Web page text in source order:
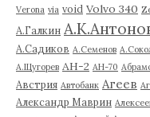
Verona via void Volvo 340
А.Галкин
А.Садиков А.Семенов
А.Щугорев АН-2 АН-70
Австрия Автобанк Агеев
Александр Маврин